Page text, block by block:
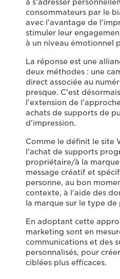
à s'adresser
consommateurs par le
avec l'avantage de
stimuler leur
à un niveau émotionnel
La réponse est une
deux méthodes : une
direct associée au
presque. C'est
l'extension de
achats de supports de
d'impression.
Comme le définit le site
l'achat de supports
propriétaire/à la
message créatif et
personne, au bon
contexte, à l'aide des
la marque sur le type de
En adoptant cette
marketing sont en
communications et des
personnalisés, pour
ciblées plus efficaces.